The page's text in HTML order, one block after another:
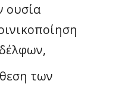
ουσία
των